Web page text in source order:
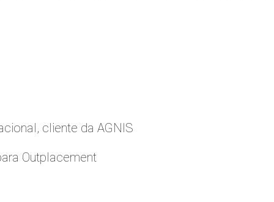
cliente da AGNIS
Outplacement